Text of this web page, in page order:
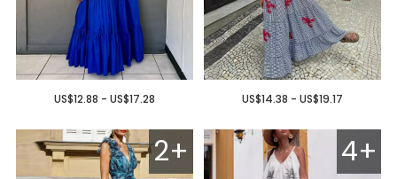
US$12.88 - US$17.28 US$14.38 - US$19.17
2+ 4+